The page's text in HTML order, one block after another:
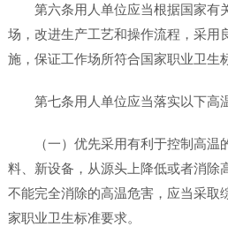
第六条用人单位应当根据国家有
场，改进生产工艺和操作流程，采用
施，保证工作场所符合国家职业卫生
第七条用人单位应当落实以下高
（一）优先采用有利于控制高
料、新设备，从源头上降低或者消除
不能完全消除的高温危害，应当采取
家职业卫生标准要求。